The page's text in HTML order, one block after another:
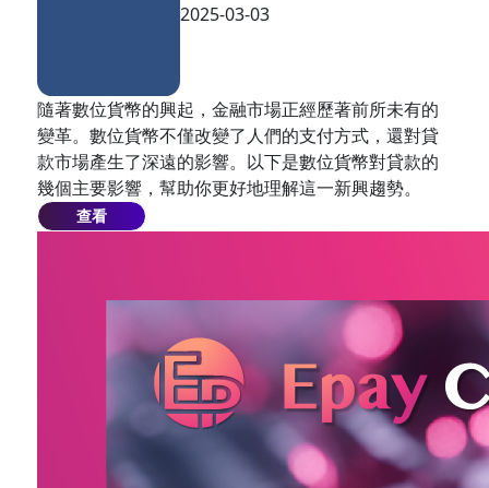
2025-03-03
隨著數位貨幣的興起，金融市場正經歷著前所未有的
變革。數位貨幣不僅改變了人們的支付方式，還對貸
款市場產生了深遠的影響。以下是數位貨幣對貸款的
幾個主要影響，幫助你更好地理解這一新興趨勢。
查看